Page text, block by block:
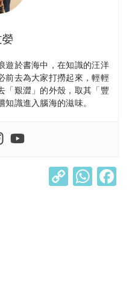
嫈
遊於書海中，在知識的汪洋
前去為大家打撈起來，輕輕
「艱澀」的外殼，取其「豐
識進入腦海的滋味。
C W